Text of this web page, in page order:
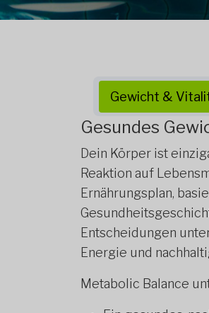
Gewicht &
Gesundes
Dein Körper ist
Reaktion auf
Ernährungsplan,
Entscheidungen
Energie und
Metabolic Balance